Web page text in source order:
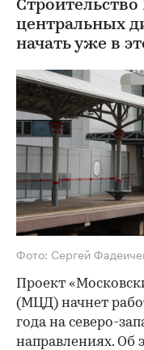
центральных
начать уже в
Фото: Сергей
Проект
(МЦД) начнет
года на северо-
направлениях. Об